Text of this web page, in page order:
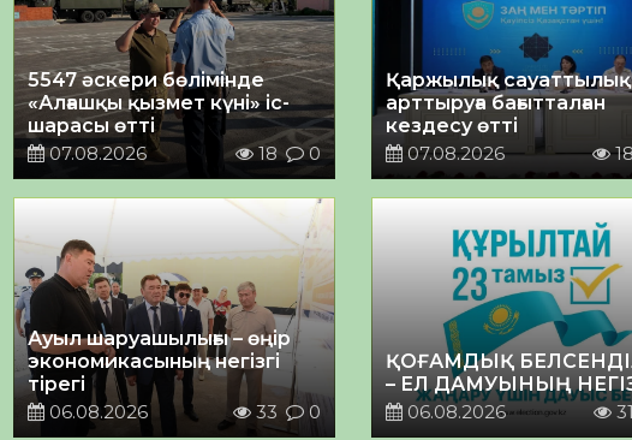
5547 әскери бөлімінде
«Алғашқы қызмет күні» іс-
шарасы өтті
07.08.2026
18 0
Қаржылық
арттыруға бағытталған
кездесу өтті
07.08.2026
Ауыл шаруашылығы – өңір
экономикасының негізгі
тірегі
06.08.2026
33 0
ҚОҒАМДЫҚ
– ЕЛ ДАМУЫНЫҢ
06.08.2026
31